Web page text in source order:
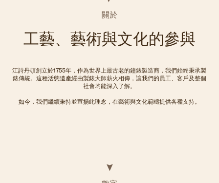
關於
工藝、藝術與文化的參與
江詩丹頓創立於1755年，作為世界上最古老的鐘錶製造商，我們始終秉承製
錶傳統。這種活態遺產經由製錶大師薪火相傳，讓我們的員工、客戶及整個
社會均能深入了解。
如今，我們繼續秉持並宣揚此理念，在藝術與文化範疇提供各種支持。